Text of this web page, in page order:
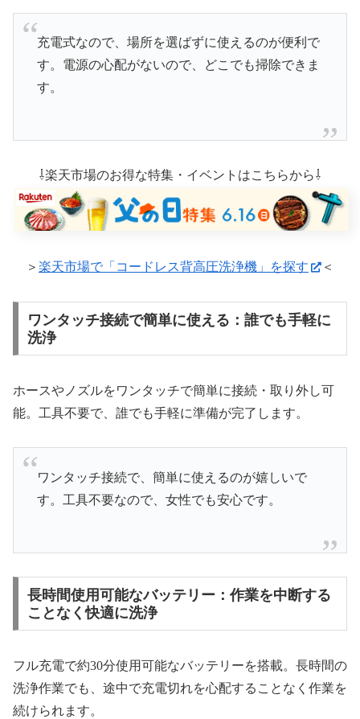
充電式なので、場所を選ばずに使えるのが便利で
す。電源の心配がないので、どこでも掃除できま
す。
⇩楽天市場のお得な特集・イベントはこちらから⇩
＞ 楽天市場で「コードレス背高圧洗浄機」を探す ＜
ワンタッチ接続で簡単に使える：誰でも手軽に
洗浄
ホースやノズルをワンタッチで簡単に接続・取り外し可
能。工具不要で、誰でも手軽に準備が完了します。
ワンタッチ接続で、簡単に使えるのが嬉しいで
す。工具不要なので、女性でも安心です。
長時間使用可能なバッテリー：作業を中断する
ことなく快適に洗浄
フル充電で約30分使用可能なバッテリーを搭載。長時間の
洗浄作業でも、途中で充電切れを心配することなく作業を
続けられます。